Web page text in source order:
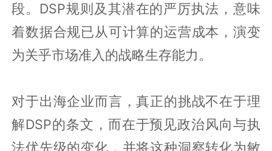
段。DSP规则及其潜在的严厉执法，意味
着数据合规已从可计算的运营成本，演变
为关乎市场准入的战略生存能力。
对于出海企业而言，真正的挑战不在于理
解DSP的条文，而在于预见政治风向与执
法优先级的变化，并将这种洞察转化为敏